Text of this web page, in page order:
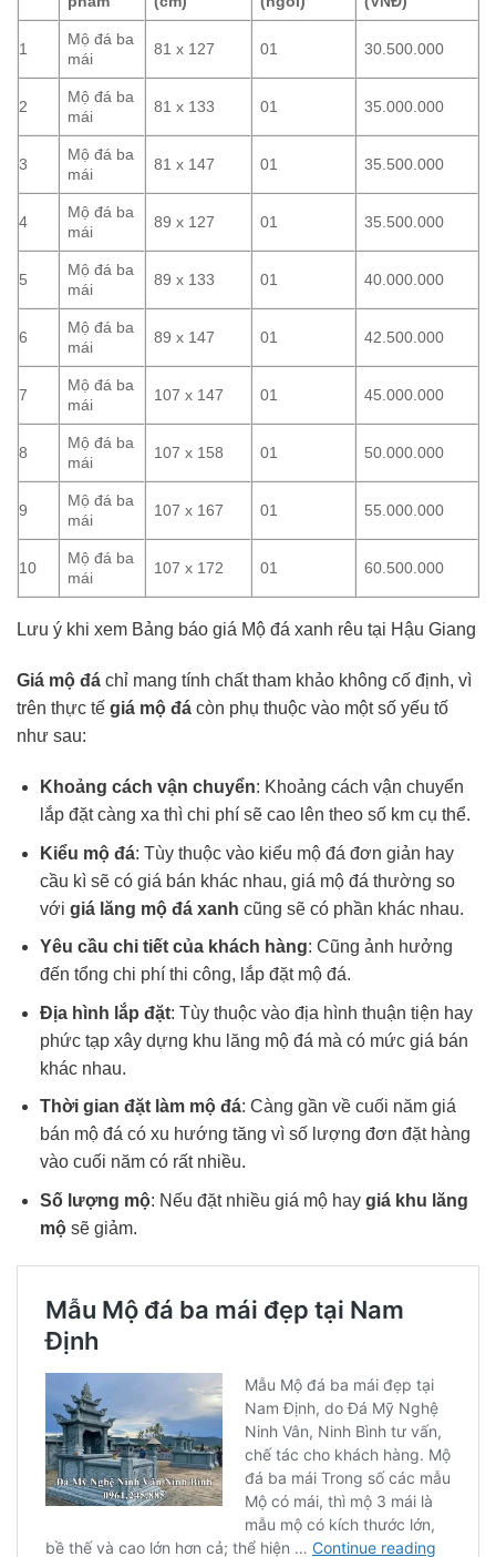
1
Mộ đá ba
mái
81 x 127 01 30.500.000
2
Mộ đá ba
mái
81 x 133 01 35.000.000
3
Mộ đá ba
mái
81 x 147 01 35.500.000
4
Mộ đá ba
mái
89 x 127 01 35.500.000
5
Mộ đá ba
mái
89 x 133 01 40.000.000
6
Mộ đá ba
mái
89 x 147 01 42.500.000
7
Mộ đá ba
mái
107 x 147 01 45.000.000
8
Mộ đá ba
mái
107 x 158 01 50.000.000
9
Mộ đá ba
mái
107 x 167 01 55.000.000
10
Mộ đá ba
mái
107 x 172 01 60.500.000
Lưu ý khi xem Bảng báo giá Mộ đá xanh rêu tại Hậu Giang
Giá mộ đá chỉ mang tính chất tham khảo không cố định, vì
trên thực tế giá mộ đá còn phụ thuộc vào một số yếu tố
như sau:
Khoảng cách vận chuyển: Khoảng cách vận chuyển
lắp đặt càng xa thì chi phí sẽ cao lên theo số km cụ thể.
Kiểu mộ đá: Tùy thuộc vào kiểu mộ đá đơn giản hay
cầu kì sẽ có giá bán khác nhau, giá mộ đá thường so
với giá lăng mộ đá xanh cũng sẽ có phần khác nhau.
Yêu cầu chi tiết của khách hàng: Cũng ảnh hưởng
đến tổng chi phí thi công, lắp đặt mộ đá.
Địa hình lắp đặt: Tùy thuộc vào địa hình thuận tiện hay
phức tạp xây dựng khu lăng mộ đá mà có mức giá bán
khác nhau.
Thời gian đặt làm mộ đá: Càng gần về cuối năm giá
bán mộ đá có xu hướng tăng vì số lượng đơn đặt hàng
vào cuối năm có rất nhiều.
Số lượng mộ: Nếu đặt nhiều giá mộ hay giá khu lăng
mộsẽ giảm.